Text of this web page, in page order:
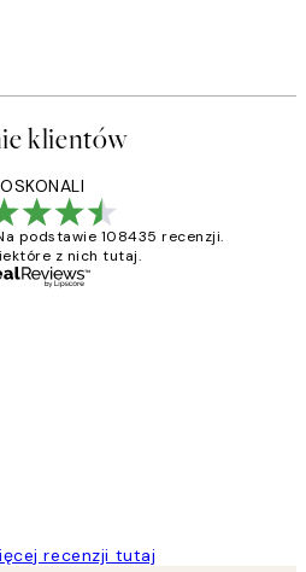
klientów
podstawie 108435 recenzji.
z nich tutaj.
recenzji tutaj